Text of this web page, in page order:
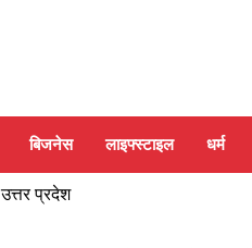
बिजनेस लाइफ्स्टाइल धर्म
उत्तर प्रदेश